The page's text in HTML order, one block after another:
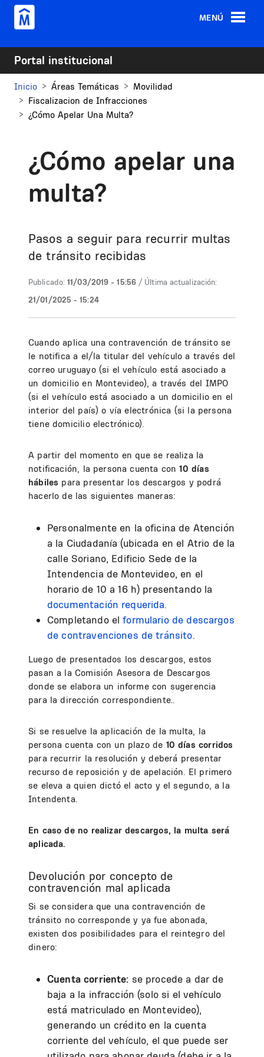
Pasar al contenido principal
MENÚ
Portal institucional
Inicio Áreas Temáticas
Movilidad
Fiscalizacion de Infracciones
¿Cómo Apelar Una Multa?
¿Cómo apelar una
multa?
Pasos a seguir para recurrir multas
de tránsito recibidas
Publicado: 11/03/2019 - 15:56 / Última actualización:
21/01/2025 - 15:24
Cuando aplica una contravención de tránsito se
le notifica a el/la titular del vehículo a través del
correo uruguayo (si el vehículo está asociado a
un domicilio en Montevideo), a través del IMPO
(si el vehículo está asociado a un domicilio en el
interior del país) o vía electrónica (si la persona
tiene domicilio electrónico).
A partir del momento en que se realiza la
notificación, la persona cuenta con10 días
hábiles para presentar los descargos y podrá
hacerlo de las siguientes maneras:
Personalmente en la oficina de Atención
a la Ciudadanía (ubicada en el Atrio de la
calle Soriano, Edificio Sede de la
Intendencia de Montevideo, en el
horario de 10 a 16 h) presentando la
documentación requerida.
Completando elformulario de descargos
de contravenciones de tránsito.
Luego de presentados los descargos, estos
pasan a la Comisión Asesora de Descargos
donde se elabora un informe con sugerencia
para la dirección correspondiente..
Si se resuelve la aplicación de la multa, la
persona cuenta con un plazo de 10 días corridos
para recurrir la resolución y deberá presentar
recurso de reposición y de apelación. El primero
se eleva a quien dictó el acto y el segundo, a la
Intendenta.
En caso de no realizar descargos, la multa será
aplicada.
Devolución por concepto de
contravención mal aplicada
Si se considera que una contravención de
tránsito no corresponde y ya fue abonada,
existen dos posibilidades para el reintegro del
dinero:
Cuenta corriente: se procede a dar de
baja a la infracción (solo si el vehículo
está matriculado en Montevideo),
generando un crédito en la cuenta
corriente del vehículo, el que puede ser